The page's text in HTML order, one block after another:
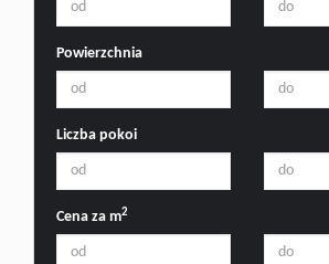
Powierzchnia
Liczba pokoi
Cena za m2